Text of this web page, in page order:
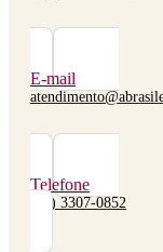
E-mail
Telefone
(48) 3307-0852